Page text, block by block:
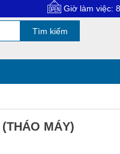
Giờ làm việc: 8:00 - 17:30
Tìm kiếm
MÁY)